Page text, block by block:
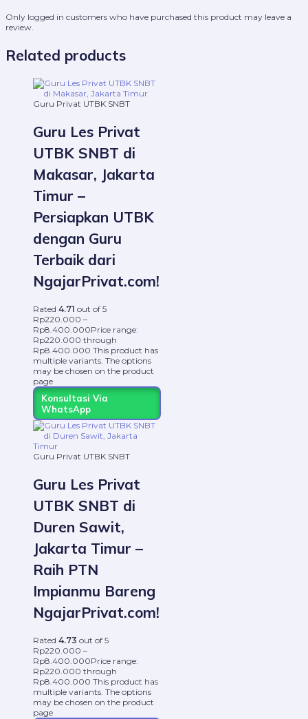
Only logged in customers who have purchased this product may leave a
review.
Related products
Guru Privat UTBK SNBT
Guru Les Privat
UTBK SNBT di
Makasar, Jakarta
Timur –
Persiapkan UTBK
dengan Guru
Terbaik dari
NgajarPrivat.com!
Rated 4.71 out of 5
Rp220.000 –
Rp8.400.000Price range:
Rp220.000 through
Rp8.400.000 This product has
multiple variants. The options
may be chosen on the product
page
Konsultasi Via
WhatsApp
Guru Privat UTBK SNBT
Guru Les Privat
UTBK SNBT di
Duren Sawit,
Jakarta Timur –
Raih PTN
Impianmu Bareng
NgajarPrivat.com!
Rated 4.73 out of 5
Rp220.000 –
Rp8.400.000Price range:
Rp220.000 through
Rp8.400.000 This product has
multiple variants. The options
may be chosen on the product
page